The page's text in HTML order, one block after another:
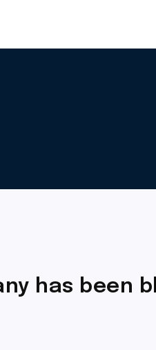
has been